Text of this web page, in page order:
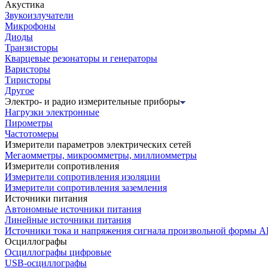
Акустика
Звукоизлучатели
Микрофоны
Диоды
Транзисторы
Кварцевые резонаторы и генераторы
Варисторы
Тиристоры
Другое
Электро- и радио измерительные приборы
Нагрузки электронные
Пирометры
Частотомеры
Измерители параметров электрических сетей
Мегаомметры, микроомметры, миллиомметры
Измерители сопротивления
Измерители сопротивления изоляции
Измерители сопротивления заземления
Источники питания
Автономные источники питания
Линейные источники питания
Источники тока и напряжения сигнала произвольной формы
Осциллографы
Осциллографы цифровые
USB-осциллографы